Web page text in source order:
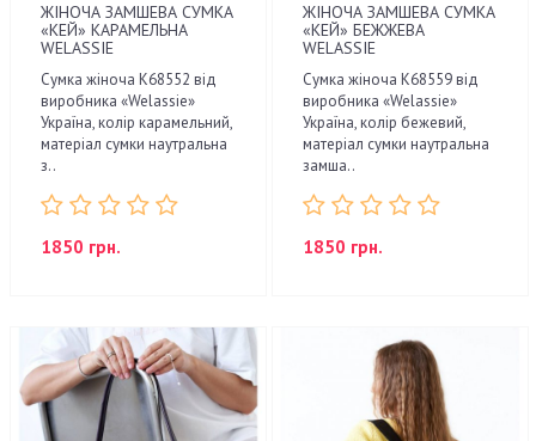
ЖІНОЧА ЗАМШЕВА СУМКА
«КЕЙ» КАРАМЕЛЬНА
WELASSIE
Сумка жіноча K68552 від
виробника «Welassie»
Україна, колір карамельний,
матеріал сумки наутральна
з..
1850 грн.
ЖІНОЧА ЗАМШЕВА СУМКА
«КЕЙ» БЕЖЖЕВА
WELASSIE
Сумка жіноча K68559 від
виробника «Welassie»
Україна, колір бежевий,
матеріал сумки наутральна
замша..
1850 грн.